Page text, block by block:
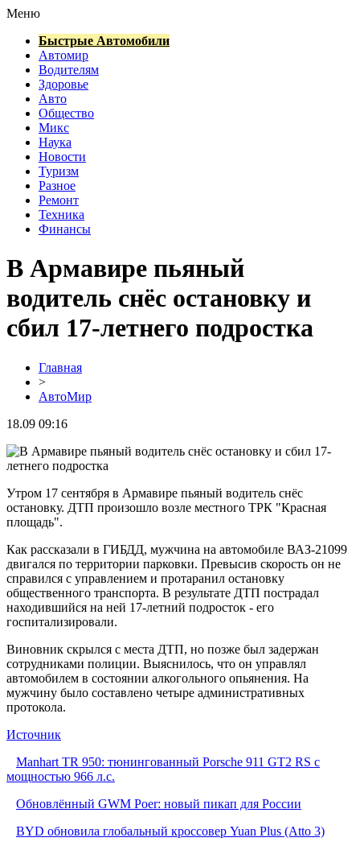
Меню
Быстрые Автомобили
Автомир
Водителям
Здоровье
Авто
Общество
Микс
Наука
Новости
Туризм
Разное
Ремонт
Техника
Финансы
В Армавире пьяный
водитель снёс остановку и
сбил 17-летнего подростка
Главная
>
АвтоМир
18.09 09:16
Утром 17 сентября в Армавире пьяный водитель снёс
остановку. ДТП произошло возле местного ТРК "Красная
площадь".
Как рассказали в ГИБДД, мужчина на автомобиле ВАЗ-21099
двигался по территории парковки. Превысив скорость он не
справился с управлением и протаранил остановку
общественного транспорта. В результате ДТП пострадал
находившийся на ней 17-летний подросток - его
госпитализировали.
Виновник скрылся с места ДТП, но позже был задержан
сотрудниками полиции. Выяснилось, что он управлял
автомобилем в состоянии алкогольного опьянения. На
мужчину было составлено четыре административных
протокола.
Источник
Manhart TR 950: тюнингованный Porsche 911 GT2 RS с
мощностью 966 л.с.
Обновлённый GWM Poer: новый пикап для России
BYD обновила глобальный кроссовер Yuan Plus (Atto 3)